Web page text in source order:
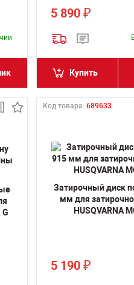
5 890₽
Купить
Код товара:689633
Затирочный диск
мм для
HUSQVARNA
5 190₽